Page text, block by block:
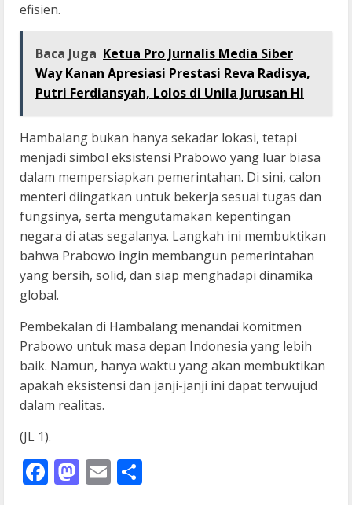
efisien.
Baca Juga Ketua Pro Jurnalis Media Siber
Way Kanan Apresiasi Prestasi Reva Radisya,
Putri Ferdiansyah, Lolos di Unila Jurusan HI
Hambalang bukan hanya sekadar lokasi, tetapi
menjadi simbol eksistensi Prabowo yang luar biasa
dalam mempersiapkan pemerintahan. Di sini, calon
menteri diingatkan untuk bekerja sesuai tugas dan
fungsinya, serta mengutamakan kepentingan
negara di atas segalanya. Langkah ini membuktikan
bahwa Prabowo ingin membangun pemerintahan
yang bersih, solid, dan siap menghadapi dinamika
global.
Pembekalan di Hambalang menandai komitmen
Prabowo untuk masa depan Indonesia yang lebih
baik. Namun, hanya waktu yang akan membuktikan
apakah eksistensi dan janji-janji ini dapat terwujud
dalam realitas.
(JL 1).
Facebook
Mastodon
Email